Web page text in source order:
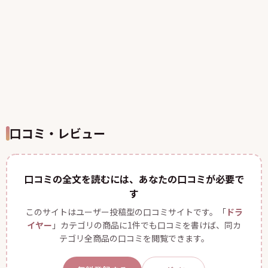
口コミ・レビュー
口コミの全文を読むには、あなたの口コミが必要で
す
このサイトはユーザー投稿型の口コミサイトです。「ドラ
イヤー 」カテゴリの商品に1件でも口コミを書けば、同カ
テゴリ全商品の口コミを閲覧できます。